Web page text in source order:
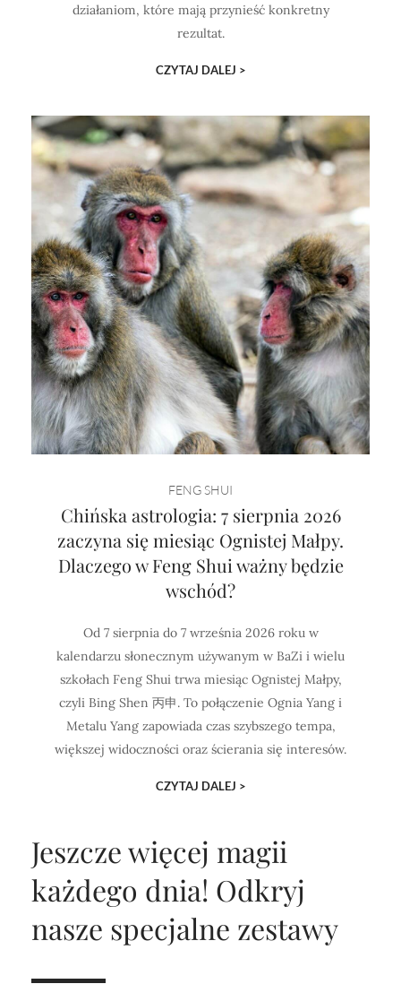
działaniom, które mają przynieść konkretny
rezultat.
CZYTAJ DALEJ >
FENG SHUI
Chińska astrologia: 7 sierpnia 2026
zaczyna się miesiąc Ognistej Małpy.
Dlaczego w Feng Shui ważny będzie
wschód?
Od 7 sierpnia do 7 września 2026 roku w
kalendarzu słonecznym używanym w BaZi i wielu
szkołach Feng Shui trwa miesiąc Ognistej Małpy,
czyli Bing Shen 丙申. To połączenie Ognia Yang i
Metalu Yang zapowiada czas szybszego tempa,
większej widoczności oraz ścierania się interesów.
CZYTAJ DALEJ >
Jeszcze więcej magii
każdego dnia! Odkryj
nasze specjalne zestawy